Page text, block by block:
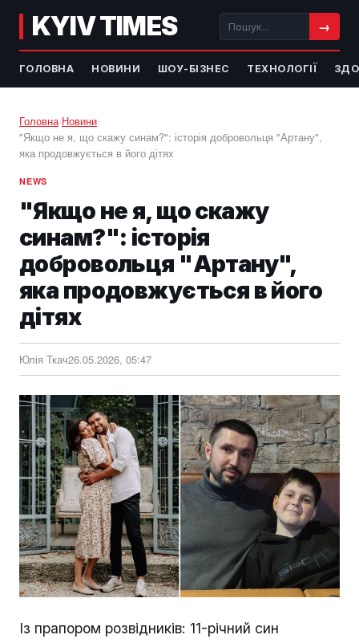
KYIV TIMES →
ГОЛОВНА НОВИНИ ШОУ-БІЗНЕС ТЕХНОЛОГІЇ
Головна›Новини›
"Якщо не я, що скажу синам?": історія добровольця "Артану",
яка продовжується в його дітях
NEWS
"Якщо не я, що скажу
синам?": історія
добровольця "Артану",
яка продовжується в його
дітях
Юлія Ткач26.05.2026, 05:47
Із прапором розвідників: 11-річний син